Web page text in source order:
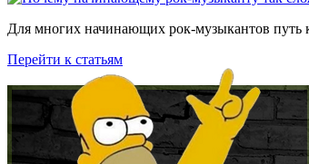
Для многих начинающих рок-музыкантов путь
Перейти к статьям